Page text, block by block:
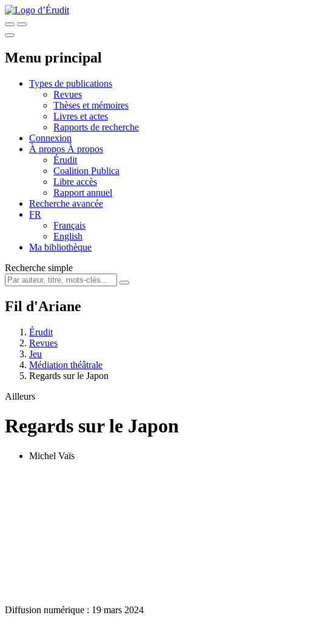
Menu principal
Types de publications
Revues
Thèses et mémoires
Livres et actes
Rapports de recherche
Connexion
À propos À propos
Érudit
Coalition Publica
Libre accès
Rapport annuel
Recherche avancée
FR
Français
English
Ma bibliothèque
Recherche simple
Fil d'Ariane
Érudit
Revues
Jeu
Médiation théâtrale
Regards sur le Japon
Ailleurs
Regards sur le Japon
Michel Vaïs
Diffusion numérique : 19 mars 2024